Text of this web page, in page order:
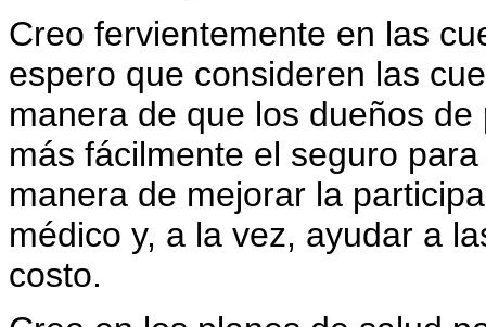
Creo fervientemente en las
espero que consideren las
manera de que los dueños
más fácilmente el seguro
manera de mejorar la
médico y, a la vez, ayudar a
costo.